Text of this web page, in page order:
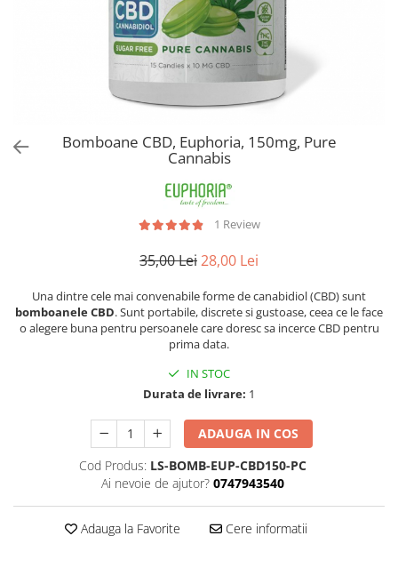
Bomboane CBD, Euphoria, 150mg, Pure
Cannabis
1 Review
35,00 Lei28,00 Lei
Una dintre cele mai convenabile forme de canabidiol (CBD) sunt
bomboanele CBD. Sunt portabile, discrete si gustoase, ceea ce le face
o alegere buna pentru persoanele care doresc sa incerce CBD pentru
prima data.
IN STOC
Durata de livrare: 1
ADAUGA IN COS
Cod Produs: LS-BOMB-EUP-CBD150-PC
Ai nevoie de ajutor? 0747943540
Adauga la Favorite Cere informatii